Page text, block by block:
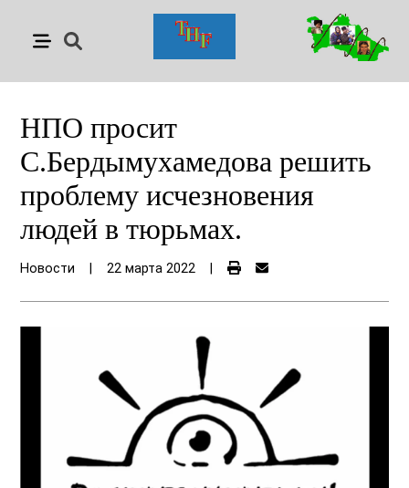
НПО просит
С.Бердымухамедова решить
проблему исчезновения
людей в тюрьмах.
Новости 22 марта 2022